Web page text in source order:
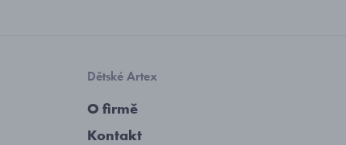
Dětské Artex
O firmě
Kontakt